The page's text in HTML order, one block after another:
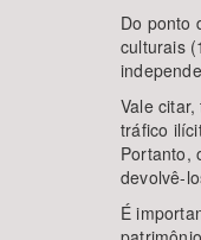
Do ponto
culturais
Vale
tráfico
Portanto,
devolvê-
É